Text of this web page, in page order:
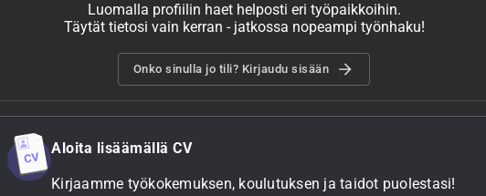
Luomalla profiilin haet helposti eri työpaikkoihin.
Täytät tietosi vain kerran - jatkossa nopeampi työnhaku!
Onko sinulla jo tili? Kirjaudu sisään
Aloita lisäämällä CV
Kirjaamme työkokemuksen, koulutuksen ja taidot puolestasi!